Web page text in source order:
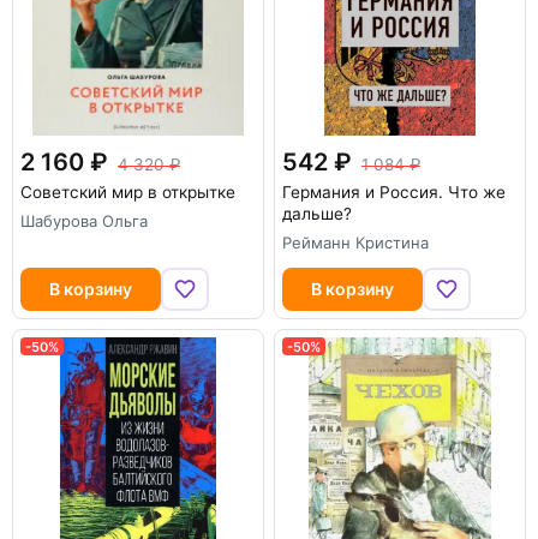
2 160
4 320
Советский мир в открытке
Шабурова Ольга
В корзину
542
1 084
Германия и Россия. Что же
дальше?
Рейманн Кристина
В корзину
-50% -50%